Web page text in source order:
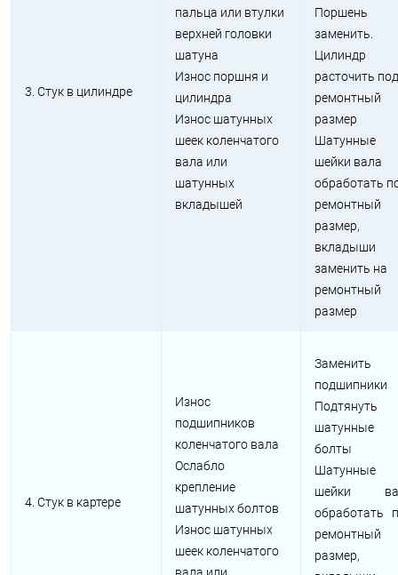
3. Стук в цилиндре
пальца или втулки
верхней головки
шатуна
Износ поршня и
цилиндра
Износ шатунных
шеек коленчатого
вала или
шатунных
вкладышей
Поршень
заменить.
Цилиндр
расточить под
ремонтный
размер
Шатунные
шейки вала
обработать
ремонтный
размер,
вкладыши
заменить на
ремонтный
размер
4. Стук в картере
Износ
подшипников
коленчатого вала
Ослабло
крепление
шатунных болтов
Износ шатунных
шеек коленчатого
Заменить
подшипники
Подтянуть
шатунные
болты
Шатунные
шейки
обработать
ремонтный
размер,